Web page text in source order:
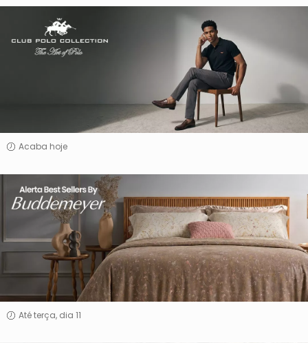
Polo
Collection
Acaba hoje
Alerta
Best
By
Buddemeyer
Até terça, dia 11